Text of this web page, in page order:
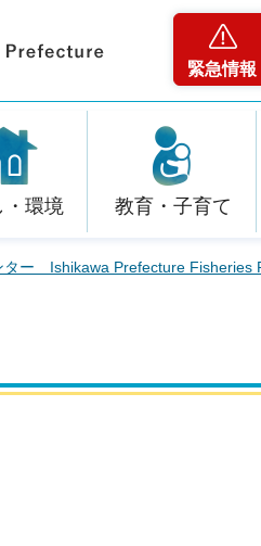
緊急情報
・環境 教育・子育て
ター Ishikawa Prefecture Fisheries